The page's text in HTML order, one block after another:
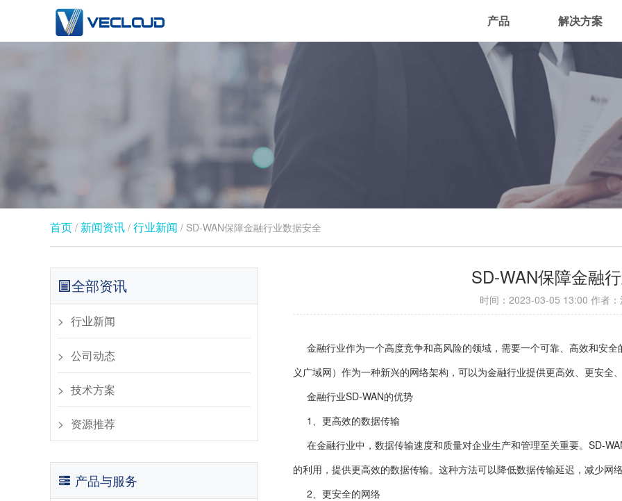
解决方案
产品
首页 / 新闻资讯 / 行业新闻​ / SD-WAN保障金融行业数据安全
全部资讯
行业新闻​
公司动态​
​技术方案
资源推荐
产品与服务
SD-WAN保障金融
时间： 2023-03-05 13:00 作者
金融行业作为一个高度竞争和高风险的领域，需要一个可靠、高效和安
义广域网）作为一种新兴的网络架构，可以为金融行业提供更高效、更安全
金融行业SD-WAN的优势
1、更高效的数据传输
在金融行业中，数据传输速度和质量对企业生产和管理至关重要。SD-
的利用，提供更高效的数据传输。这种方法可以降低数据传输延迟，减少网
2、更安全的网络